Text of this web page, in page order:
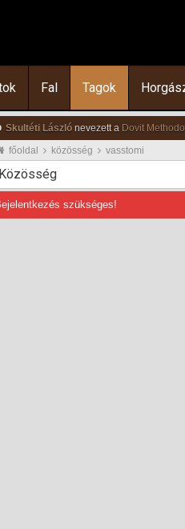
Fal Tagok
Skultéti Lászlónevezett a Dovit
főoldal
közösség vasstomi
Közösség
szükséges!